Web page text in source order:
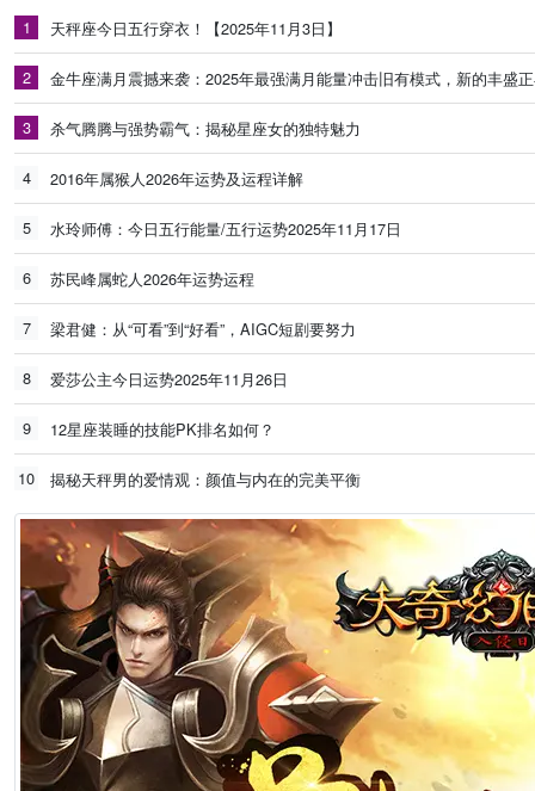
1 天秤座今日五行穿衣！【2025年11月3日】
2 金牛座满月震撼来袭：2025年最强满月能量冲击旧有模式，新的丰盛
3 杀气腾腾与强势霸气：揭秘星座女的独特魅力
4 2016年属猴人2026年运势及运程详解
5 水玲师傅：今日五行能量/五行运势2025年11月17日
6 苏民峰属蛇人2026年运势运程
7 梁君健：从“可看”到“好看”，AIGC短剧要努力
8 爱莎公主今日运势2025年11月26日
9 12星座装睡的技能PK排名如何？
10 揭秘天秤男的爱情观：颜值与内在的完美平衡